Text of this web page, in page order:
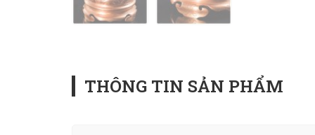
THÔNG TIN SẢN PHẨM